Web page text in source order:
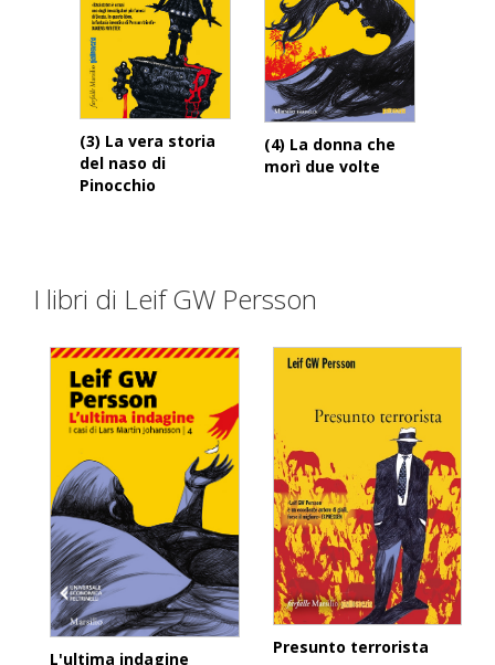
(3) La vera storia
del naso di
Pinocchio
(4) La donna che
morì due volte
I libri di Leif GW Persson
L'ultima indagine
Presunto terrorista